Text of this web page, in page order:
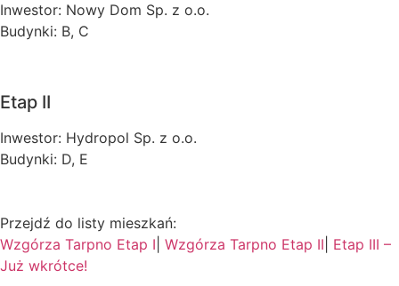
Inwestor: Nowy Dom Sp. z o.o.
Budynki: B, C
Etap II
Inwestor: Hydropol Sp. z o.o.
Budynki: D, E
Przejdź do listy mieszkań:
Wzgórza Tarpno Etap I Wzgórza Tarpno Etap II Etap III –
Już wkrótce!